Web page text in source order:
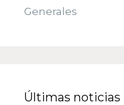
Generales
Últimas noticias